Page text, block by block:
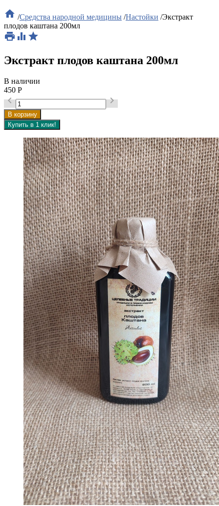
 /Средства народной медицины /Настойки /Экстракт
плодов каштана 200мл
  
Экстракт плодов каштана 200мл
В наличии
450 Р
 